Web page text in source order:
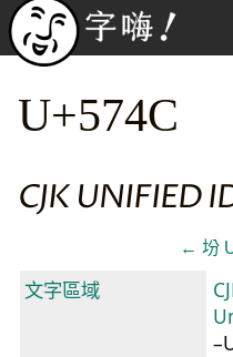
U+574C
CJK UNIFIED
← 坋
文字區域